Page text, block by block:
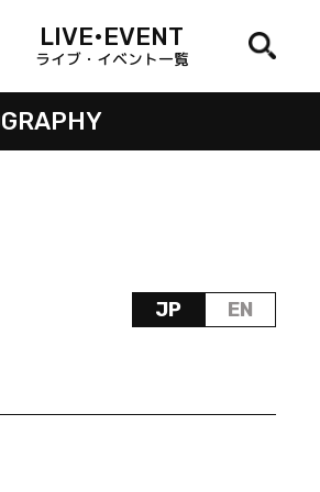
LIVE•EVENT
ライブ・イベント一覧
JP EN